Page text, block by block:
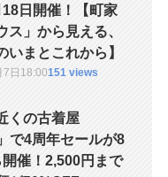
日開催！【町家
ス」から見える、
いまとこれから】
日 18:00151 views
くの古着屋
で4周年セールが8
開催！2,500円まで